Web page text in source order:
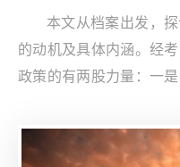
本文从档案出发，
的动机及具体内涵。经
政策的有两股力量：一
穆斯林国家开展无线电
场，并借助“政策审议会